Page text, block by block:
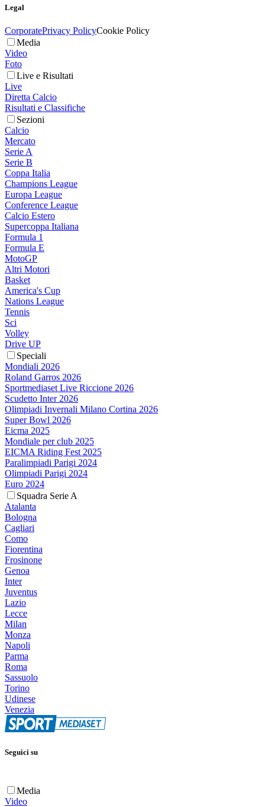
Legal
CorporatePrivacy PolicyCookie Policy
Media
Video
Foto
Live e Risultati
Live
Diretta Calcio
Risultati e Classifiche
Sezioni
Calcio
Mercato
Serie A
Serie B
Coppa Italia
Champions League
Europa League
Conference League
Calcio Estero
Supercoppa Italiana
Formula 1
Formula E
MotoGP
Altri Motori
Basket
America's Cup
Nations League
Tennis
Sci
Volley
Drive UP
Speciali
Mondiali 2026
Roland Garros 2026
Sportmediaset Live Riccione 2026
Scudetto Inter 2026
Olimpiadi Invernali Milano Cortina 2026
Super Bowl 2026
Eicma 2025
Mondiale per club 2025
EICMA Riding Fest 2025
Paralimpiadi Parigi 2024
Olimpiadi Parigi 2024
Euro 2024
Squadra Serie A
Atalanta
Bologna
Cagliari
Como
Fiorentina
Frosinone
Genoa
Inter
Juventus
Lazio
Lecce
Milan
Monza
Napoli
Parma
Roma
Sassuolo
Torino
Udinese
Venezia
Seguici su
Media
Video